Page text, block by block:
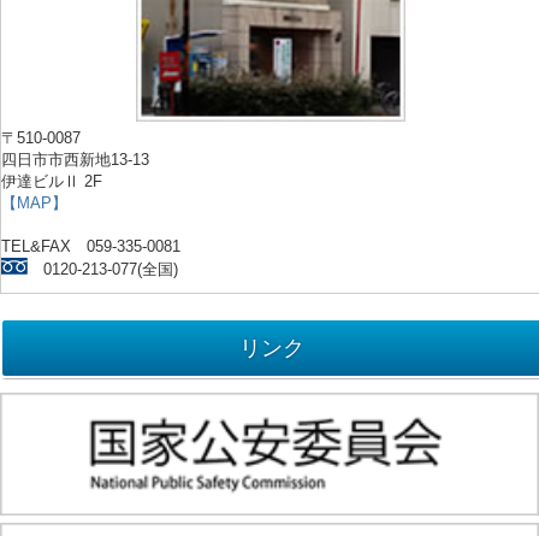
〒510-0087
四日市市西新地13-13
伊達ビルⅡ 2F
【MAP】
TEL&FAX 059-335-0081
0120-213-077(全国)
リンク